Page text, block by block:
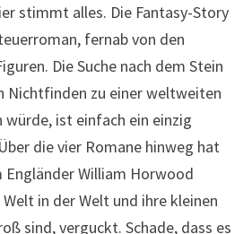
stimmt alles. Die Fantasy-Story
fernab von den
Die Suche nach dem Stein
Nichtfinden zu einer weltweiten
ist einfach ein einzig
die vier Romane hinweg hat
Engländer William Horwood
in der Welt und ihre kleinen
sind, verguckt. Schade, dass es